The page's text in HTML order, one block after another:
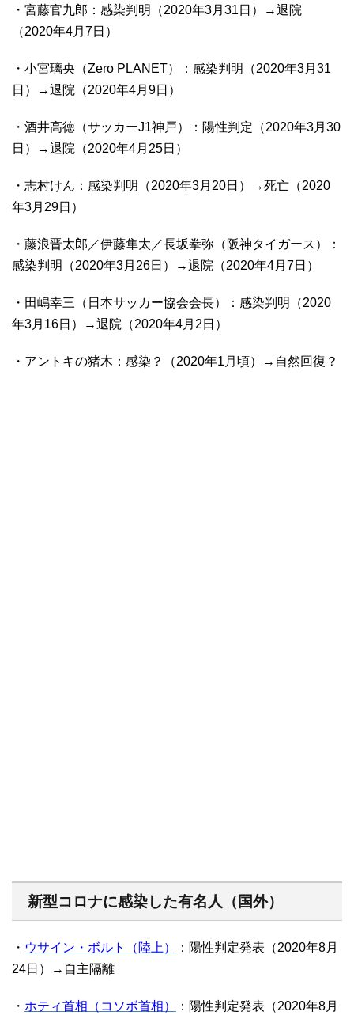
・宮藤官九郎：感染判明（2020年3月31日）→退院
（2020年4月7日）
・小宮璃央（Zero PLANET）：感染判明（2020年3月31
日）→退院（2020年4月9日）
・酒井高徳（サッカーJ1神戸）：陽性判定（2020年3月30
日）→退院（2020年4月25日）
・志村けん：感染判明（2020年3月20日）→死亡（2020
年3月29日）
・藤浪晋太郎／伊藤隼太／長坂拳弥（阪神タイガース）：
感染判明（2020年3月26日）→退院（2020年4月7日）
・田嶋幸三（日本サッカー協会会長）：感染判明（2020
年3月16日）→退院（2020年4月2日）
・アントキの猪木：感染？（2020年1月頃）→自然回復？
新型コロナに感染した有名人（国外）
・ ウサイン・ボルト（陸上）
：陽性判定発表（2020年8月
24日）→自主隔離
・ ホティ首相（コソボ首相）
：陽性判定発表（2020年8月